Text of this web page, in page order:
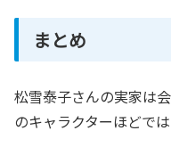
まとめ
松雪泰子さんの実家は
のキャラクターほどで